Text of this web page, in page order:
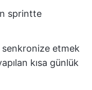
sprintte
senkronize etmek
kısa günlük